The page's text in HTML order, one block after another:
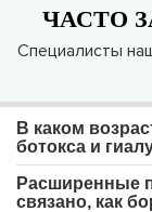
ЧАСТО
Специалисты
В каком
ботокса и
Расширенные
связано, как